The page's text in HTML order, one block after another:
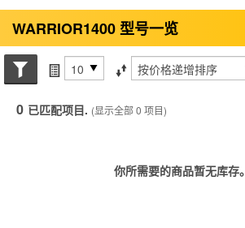
WARRIOR1400 型号一览
搜索状态每页项目 排序方式
0 已匹配项目. (显示全部 0 项目)
你所需要的商品暂无库存。